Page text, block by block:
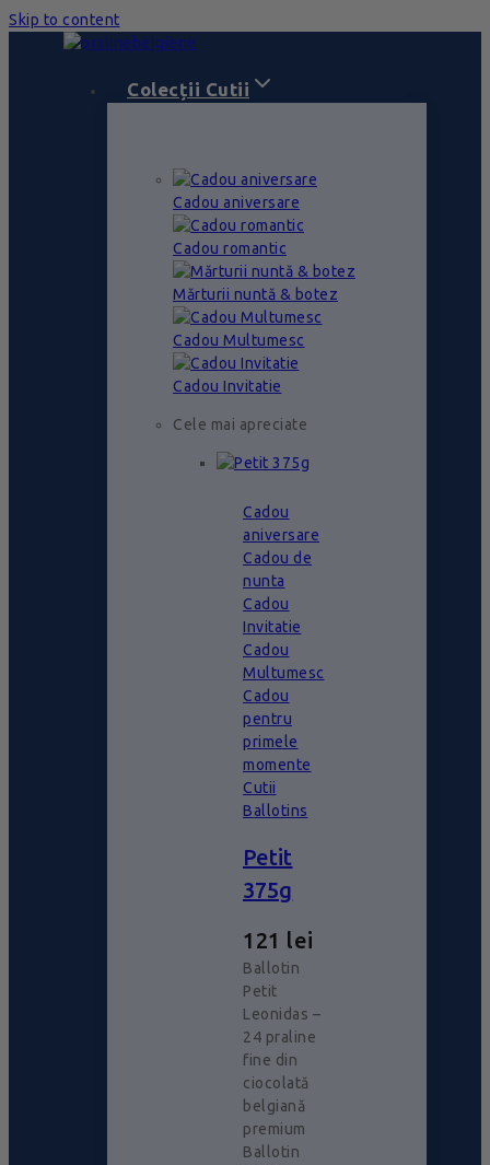
Skip to content
Colecții Cutii
Cadou aniversare
Cadou romantic
Mărturii nuntă & botez
Cadou Multumesc
Cadou Invitatie
Cele mai apreciate
Cadou
aniversare
Cadou de
nunta
Cadou
Invitatie
Cadou
Multumesc
Cadou
pentru
primele
momente
Cutii
Ballotins
Petit
375g
121 lei
Ballotin
Petit
Leonidas –
24 praline
fine din
ciocolată
belgiană
premium
Ballotin